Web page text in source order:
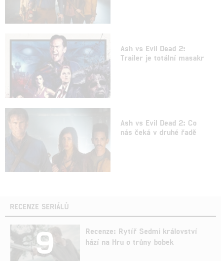
Ash vs Evil Dead 2:
Trailer je totální masakr
Ash vs Evil Dead 2: Co
nás čeká v druhé řadě
RECENZE SERIÁLŮ
9
Recenze: Rytíř Sedmi království
hází na Hru o trůny bobek